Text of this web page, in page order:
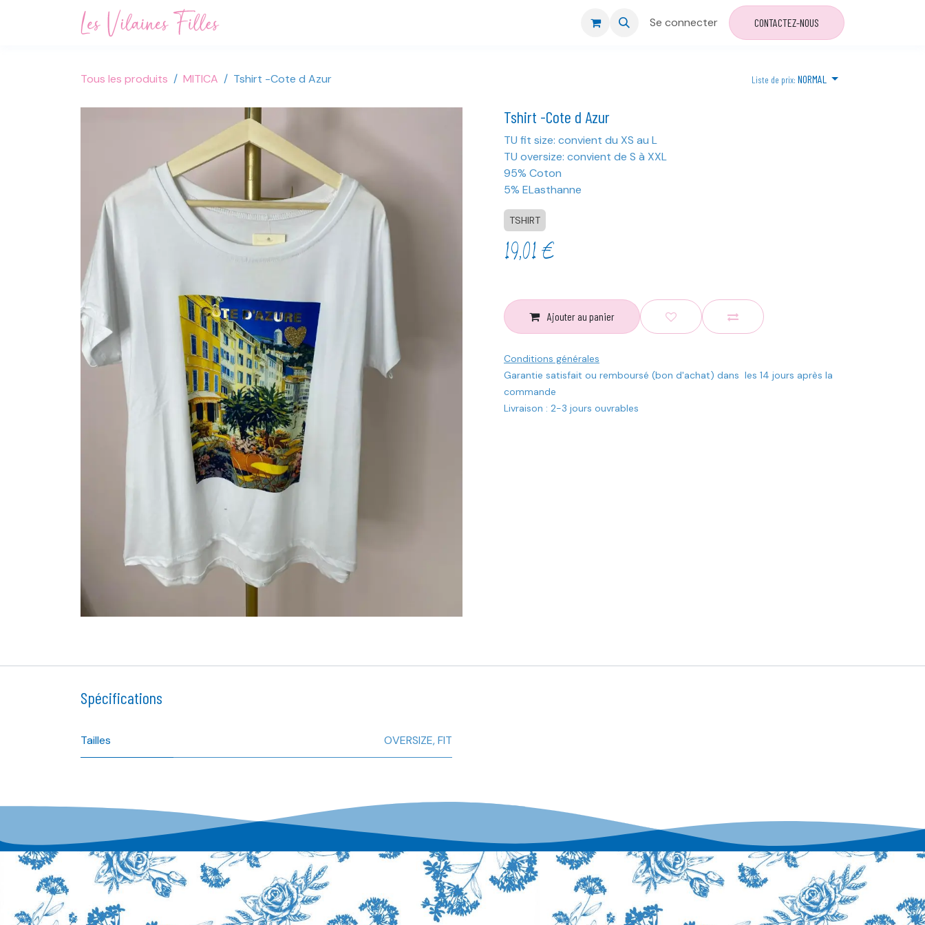
Livraison et retour Se connecter CONTACTEZ-NOUS
Tous les produits MITICA Tshirt -Cote d Azur Liste de prix: NORMAL
Tshirt -Cote d Azur
TU fit size: convient du XS au L
TU oversize: convient de S à XXL
95% Coton
5% ELasthanne
TSHIRT
19,01€
Ajouter au panier
Conditions générales
Garantie satisfait ou remboursé (bon d'achat) dans les 14 jours après la
commande
Livraison : 2-3 jours ouvrables
Spécifications
Tailles OVERSIZE,FIT